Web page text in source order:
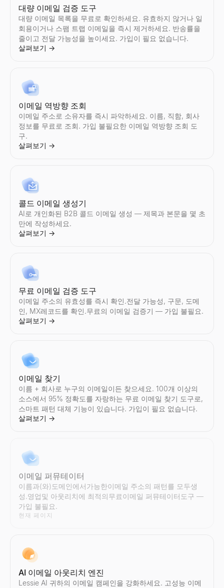
Instagram 가짜 팔로워 확인
Instagram의 가짜 팔로워를 즉시 감지.무료도구에서 참여율, 팔
살펴보기→
Instagram 팔로워 수 조회
모든 Instagram계정의 실시간팔로워 수과(와)프로필 통계를 확
Instagram 참여율 계산기
Instagram 감사
모든 Instagram계정를 즉시 감사.참여율, 평균좋아요 수, 댓글 수
Instagram 가격 계산기
Instagram인플루언서의 스폰서 게시물당의 요금를 견적.참여율,
살펴보기→
Instagram 크리에이터 찾기
국가 및 니치별로 Instagram인플루언서를 발견.업계, 위치, 참여
살펴보기→
살펴보기
TikTok 가짜 팔로워 확인
TikTok 의 가짜 팔로워를 즉시 감지.무료도구에서 참여율, 팔로
살펴보기→
TikTok 팔로워 수 조회
모든 TikTok계정의 실시간팔로워 수과(와)프로필 통계를 확인.
TikTok 참여율 계산기
TikTok 감사
모든 TikTok계정를 즉시 감사.참여율, 평균좋아요 수, 조회수, 팔
TikTok 크리에이터 찾기
국가 및 니치별로 TikTok인플루언서를 발견.업계, 위치, 참여 지
살펴보기→
TikTok 인플루언서 비교
모든 2명의 TikTok인플루언서를 나란히 비교 — 참여율, 팔로워
살펴보기→
YouTube 팔로워 수 조회
모든 YouTube채널의 실시간구독자 수과(와)채널 통계를 확인.구
살펴보기→
YouTube 가짜 팔로워 확인
YouTube의 가짜 구독자를 즉시 감지.무료도구에서 참여율, 구독
YouTube 참여율 계산기
YouTube 감사
모든 YouTube채널를 즉시 감사.참여율, 평균조회수, 좋아요 수,
YouTube 크리에이터 찾기
국가 및 니치별로 YouTube인플루언서를 발견.업계, 위치, 참여
살펴보기→
YouTube 인플루언서 비교
모든 2명의 YouTube인플루언서를 나란히 비교 — 참여율, 구독
살펴보기→
X 프로필 뷰어
공개된 X(Twitter) 프로필을 익명으로 보기 — 로그인 불필요. 모
살펴보기→
트위터 프로필 검색
Twitter/X프로필를 이미지및 아바타의 설명에서 검색.사진및 프
Twitter/X 팔로워 수 확인
Twitter/X 참여율 계산기
모든 Twitter/X계정의 참여율를 즉시 계산.평균좋아요 수, 리포스
Twitter/X 감사
모든 Twitter/X계정를 즉시 감사.참여율, 평균좋아요 수, 리포스
살펴보기→
Twitter/X 크리에이터 찾기
국가 및 니치별로 Twitter/X인플루언서를 발견.업계, 위치, 참여
살펴보기→
살펴보기
LinkedIn 리드 검증기
LinkedIn 게시물을 붙여넣으세요 — 작성자가 구매자인지 확인하
살펴보기→
LinkedIn 프로필 추출기
LinkedIn 프로필을 즉시 추출하세요. 이름, 이메일, 직책, 회사 데
LinkedIn 텍스트 포맷터
LinkedIn 게시물 미리보기
무료 LinkedIn 게시물 미리보기 도구. 게시물이 데스크톱과 모바
LinkedIn 요약 생성기
무료 AI LinkedIn 요약 생성기. 역할과 기술을 입력하면 몇 초 만
살펴보기→
대량 이메일 검증 도구
대량 이메일 목록을 무료로 확인하세요. 유효하지 않거나 일
회용이거나 스팸 트랩 이메일을 즉시 제거하세요. 반송률을
줄이고 전달 가능성을 높이세요. 가입이 필요 없습니다.
살펴보기 →
이메일 역방향 조회
이메일 주소로 소유자를 즉시 파악하세요. 이름, 직함, 회사
정보를 무료로 조회. 가입 불필요한 이메일 역방향 조회 도
구.
살펴보기 →
콜드 이메일 생성기
AI로 개인화된 B2B 콜드 이메일 생성 — 제목과 본문을 몇 초
만에 작성하세요.
살펴보기 →
무료 이메일 검증 도구
이메일 주소의 유효성를 즉시 확인.전달 가능성, 구문, 도메
인, MX레코드를 확인.무료의 이메일 검증기 — 가입 불필요.
살펴보기 →
이메일 찾기
이름 + 회사로 누구의 이메일이든 찾으세요. 100개 이상의
소스에서 95% 정확도를 자랑하는 무료 이메일 찾기 도구로,
스마트 패턴 대체 기능이 있습니다. 가입이 필요 없습니다.
살펴보기 →
이메일 퍼뮤테이터
이름과(와)도메인에서가능한이메일 주소의 패턴를 모두생
성.영업및 아웃리치에 최적의무료이메일 퍼뮤테이터도구 —
가입 불필요.
현재 페이지
AI 이메일 아웃리치 엔진
Lessie AI 귀하의 이메일 캠페인을 강화하세요. 고성능 이메